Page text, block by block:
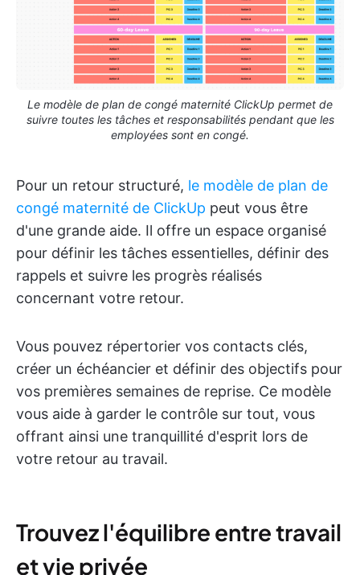
Le modèle de plan de congé maternité ClickUp permet de
suivre toutes les tâches et responsabilités pendant que les
employées sont en congé.
Pour un retour structuré, le modèle de plan de
congé maternité de ClickUp peut vous être
d'une grande aide. Il offre un espace organisé
pour définir les tâches essentielles, définir des
rappels et suivre les progrès réalisés
concernant votre retour.
Vous pouvez répertorier vos contacts clés,
créer un échéancier et définir des objectifs pour
vos premières semaines de reprise. Ce modèle
vous aide à garder le contrôle sur tout, vous
offrant ainsi une tranquillité d'esprit lors de
votre retour au travail.
Trouvez l'équilibre entre travail
et vie privée